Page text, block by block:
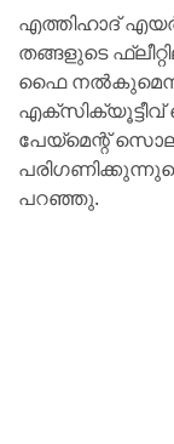
എത്തിഹാദ്
തങ്ങളുടെ
ഫൈ
എക്‌സിക്യൂട്ടീവ്
പേയ്‌മെന്റ്
പറഞ്ഞു.